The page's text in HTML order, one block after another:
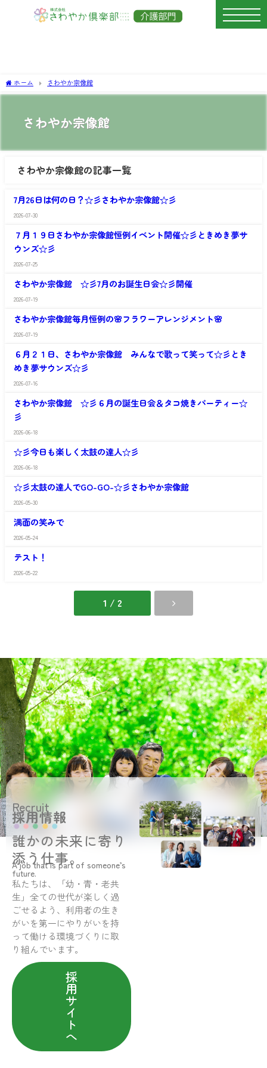
ホーム さわやか宗像館
さわやか宗像館
さわやか宗像館の記事一覧
わ
や
か
像
7月26日は何の日？☆彡さわやか宗像館☆彡
2026-07-30
わ
か
像
７月１９日さわやか宗像館恒例イベント開催☆彡ときめき夢サ
ウンズ☆彡
2026-07-25
わ
や
か
像
館
さわやか宗像館 ☆彡7月のお誕生日会☆彡開催
2026-07-19
わ
や
か
像
館
さわやか宗像館毎月恒例の🌸フラワーアレンジメント🌸
2026-07-19
や
か
像
６月２１日、さわやか宗像館 みんなで歌って笑って☆彡とき
めき夢サウンズ☆彡
2026-07-16
わ
や
か
像
さわやか宗像館 ☆彡６月の誕生日会＆タコ焼きパーティー☆
彡
2026-06-18
や
か
館
☆彡今日も楽しく太鼓の達人☆彡
2026-06-18
や
か
像
館
☆彡太鼓の達人でGO-GO-☆彡さわやか宗像館
2026-05-30
わ
や
か
像
館
満面の笑みで
2026-05-24
わ
や
か
テスト！
2026-05-22
1 / 2
Recruit
採用情報
誰かの未来に寄り
添う仕事。
A job that is part of someone’s
future.
私たちは、「幼・青・老共
生」全ての世代が楽しく過
ごせるよう、利用者の生き
がいを第一にやりがいを持
って働ける環境づくりに取
り組んでいます。
採
用
サ
イ
ト
へ